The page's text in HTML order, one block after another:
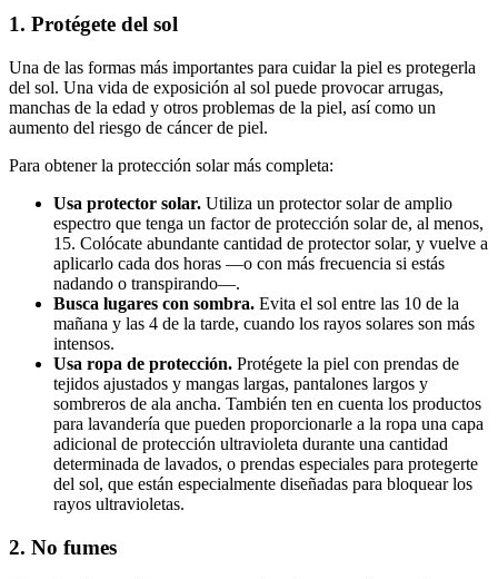
1. Protégete del sol
Una de las formas más importantes para cuidar la piel es protegerla
del sol. Una vida de exposición al sol puede provocar arrugas,
manchas de la edad y otros problemas de la piel, así como un
aumento del riesgo de cáncer de piel.
Para obtener la protección solar más completa:
Usa protector solar. Utiliza un protector solar de amplio
espectro que tenga un factor de protección solar de, al menos,
15. Colócate abundante cantidad de protector solar, y vuelve a
aplicarlo cada dos horas —o con más frecuencia si estás
nadando o transpirando—.
Busca lugares con sombra. Evita el sol entre las 10 de la
mañana y las 4 de la tarde, cuando los rayos solares son más
intensos.
Usa ropa de protección. Protégete la piel con prendas de
tejidos ajustados y mangas largas, pantalones largos y
sombreros de ala ancha. También ten en cuenta los productos
para lavandería que pueden proporcionarle a la ropa una capa
adicional de protección ultravioleta durante una cantidad
determinada de lavados, o prendas especiales para protegerte
del sol, que están especialmente diseñadas para bloquear los
rayos ultravioletas.
2. No fumes